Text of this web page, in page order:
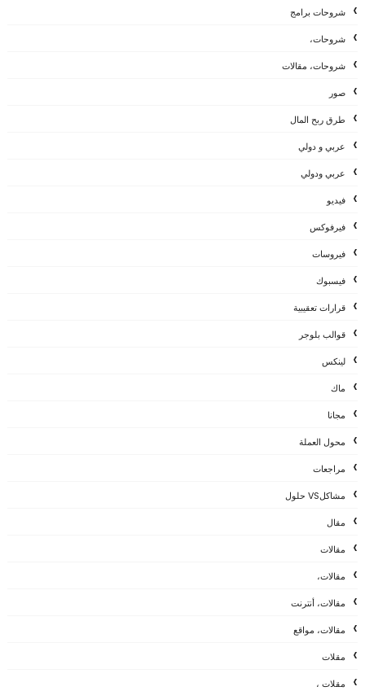
شروحات برامج
شروحات،
شروحات، مقالات
صور
طرق ربح المال
عربي و دولي
عربي ودولي
فيديو
فيرفوكس
فيروسات
فيسبوك
قرارات تعقيبية
قوالب بلوجر
لينكس
ماك
مجانا
محول العملة
مراجعات
مشاكلVS حلول
مقال
مقالات
مقالات،
مقالات، أنترنت
مقالات، مواقع
مقلات
مقلات ،